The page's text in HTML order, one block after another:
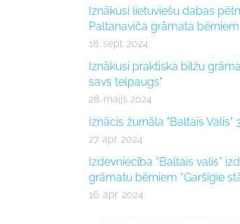
Iznākusi lietuviešu dabas
Paltanaviča grāmata bērniem
18. sept. 2024
Iznākusi praktiska bilžu
savs telpaugs"
28. maijs 2024
Iznācis žurnāla "Baltais Valis"
27. apr. 2024
Izdevniecība “Baltais valis”
grāmatu bērniem “Garšīgie
16. apr. 2024